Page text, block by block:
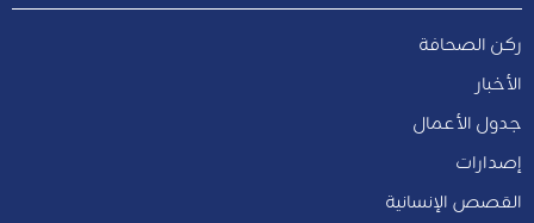
ركن الصحافة
الأخبار
جدول الأعمال
إصدارات
القصص الإنسانية